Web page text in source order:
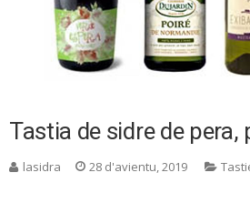
Tastia de sidre de pera,
lasidra 28 d'avientu, 2019